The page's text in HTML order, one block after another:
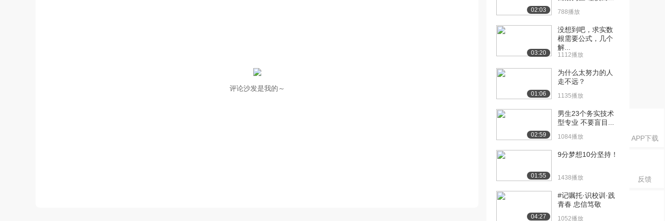
APP下载
反馈
评论沙发是我的～
02:03 788播放
03:20
没想到吧，求实数
根需要公式，几个
解...
1112播放
01:06
为什么太努力的人
走不远？
1135播放
02:59
男生23个务实技术
型专业 不要盲目...
1084播放
01:55
9分梦想10分坚持！
1438播放
04:27
#记嘱托·识校训·践
青春 忠信笃敬
1052播放